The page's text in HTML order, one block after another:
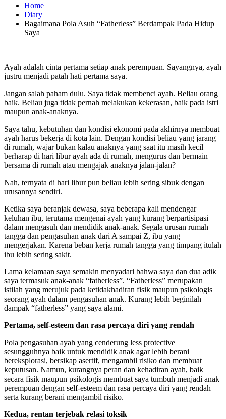
Home
Diary
Bagaimana Pola Asuh “Fatherless” Berdampak Pada Hidup
Saya
Ayah adalah cinta pertama setiap anak perempuan. Sayangnya, ayah
justru menjadi patah hati pertama saya.
Jangan salah paham dulu. Saya tidak membenci ayah. Beliau orang
baik. Beliau juga tidak pernah melakukan kekerasan, baik pada istri
maupun anak-anaknya.
Saya tahu, kebutuhan dan kondisi ekonomi pada akhirnya membuat
ayah harus bekerja di kota lain. Dengan kondisi beliau yang jarang
di rumah, wajar bukan kalau anaknya yang saat itu masih kecil
berharap di hari libur ayah ada di rumah, mengurus dan bermain
bersama di rumah atau mengajak anaknya jalan-jalan?
Nah, ternyata di hari libur pun beliau lebih sering sibuk dengan
urusannya sendiri.
Ketika saya beranjak dewasa, saya beberapa kali mendengar
keluhan ibu, terutama mengenai ayah yang kurang berpartisipasi
dalam mengasuh dan mendidik anak-anak. Segala urusan rumah
tangga dan pengasuhan anak dari A sampai Z, ibu yang
mengerjakan. Karena beban kerja rumah tangga yang timpang itulah
ibu lebih sering sakit.
Lama kelamaan saya semakin menyadari bahwa saya dan dua adik
saya termasuk anak-anak “fatherless”. “Fatherless” merupakan
istilah yang merujuk pada ketidakhadiran fisik maupun psikologis
seorang ayah dalam pengasuhan anak. Kurang lebih beginilah
dampak “fatherless” yang saya alami.
Pertama, self-esteem dan rasa percaya diri yang rendah
Pola pengasuhan ayah yang cenderung less protective
sesungguhnya baik untuk mendidik anak agar lebih berani
bereksplorasi, bersikap asertif, mengambil risiko dan membuat
keputusan. Namun, kurangnya peran dan kehadiran ayah, baik
secara fisik maupun psikologis membuat saya tumbuh menjadi anak
perempuan dengan self-esteem dan rasa percaya diri yang rendah
serta kurang berani mengambil risiko.
Kedua, rentan terjebak relasi toksik